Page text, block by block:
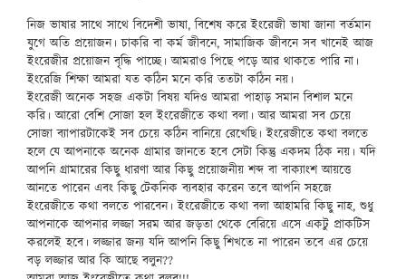
নিজ ভাষার সাথে সাথে বিদেশী ভাষা, বিশেষ করে ইংরেজী ভাষা জানা বর্তমান
যুগে অতি প্রয়োজন। চাকরি বা কর্ম জীবনে, সামাজিক জীবনে সব খানেই আজ
ইংরেজীর প্রয়োজন বৃদ্ধি পাচ্ছে। আমরাও পিছে পড়ে আর থাকতে পারি না।
ইংরেজি শিক্ষা আমরা যত কঠিন মনে করি ততটা কঠিন নয়।
ইংরেজী অনেক সহজ একটা বিষয় যদিও আমরা পাহাড় সমান বিশাল মনে
করি। আরো বেশি সোজা হল ইংরেজীতে কথা বলা। আর আমরা সব চেয়ে
সোজা ব্যাপারটাকেই সব চেয়ে কঠিন বানিয়ে রেখেছি। ইংরেজীতে কথা বলতে
হলে যে আপনাকে অনেক গ্রামার জানতে হবে সেটা কিন্তু একদম ঠিক নয়। যদি
আপনি গ্রামারের কিছু ধারণা আর কিছু প্রয়োজনীয় শব্দ বা বাক্যাংশ আয়ত্তে
আনতে পারেন এবং কিছু টেকনিক ব্যবহার করেন তবে আপনি সহজে
ইংরেজীতে কথা বলতে পারবেন। ইংরেজীতে কথা বলা আহামরি কিছু নাহ, শুধু
আপনাকে আপনার লজ্জা সরম আর জড়তা থেকে বেরিয়ে এসে একটু প্রাকটিস
করলেই হবে। লজ্জার জন্য যদি আপনি কিছু শিখতে না পারেন তবে এর চেয়ে
বড় লজ্জার আর কি আছে বলুন??